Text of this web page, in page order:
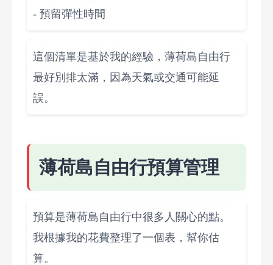
- 預留彈性時間
這個清單是基於我的經驗，薄荷島自由行
最好別排太滿，因為天氣或交通可能延
誤。
薄荷島自由行預算管理
預算是薄荷島自由行中很多人關心的點。
我根據我的花費整理了一個表，幫你估
算。